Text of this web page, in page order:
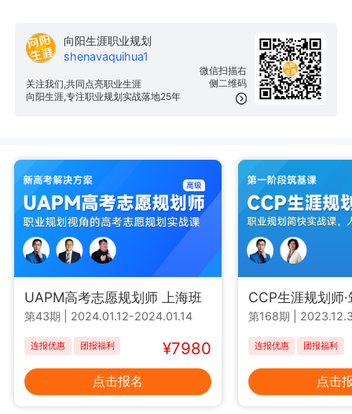
微信扫描右
侧二维码
向阳生涯职业规划
shenavaquihua1
关注我们,共同点亮职业生涯
向阳生涯,专注职业规划实战落地25年
UAPM高考志愿规划师 上海班
第43期 2024.01.12-2024.01.14
连报优惠 团报福利 ¥7980
点击报名
CCP生涯规划师
第168期
连报优惠 团报福利
点击